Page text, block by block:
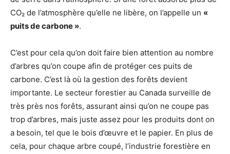
CO₂ de l’atmosphère qu’elle ne libère, on l’appelle un «
puits de carbone ».
C’est pour cela qu’on doit faire bien attention au nombre
d’arbres qu’on coupe afin de protéger ces puits de
carbone. C’est là où la gestion des forêts devient
importante. Le secteur forestier au Canada surveille de
très près nos forêts, assurant ainsi qu’on ne coupe pas
trop d’arbres, mais juste assez pour les produits dont on
a besoin, tel que le bois d’œuvre et le papier. En plus de
cela, pour chaque arbre coupé, l’industrie forestière en